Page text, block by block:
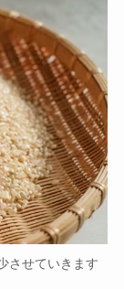
させていきます